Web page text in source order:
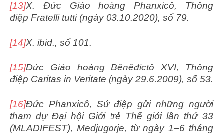
[13]X. Đức Giáo hoàng Phanxicô, Thông
điệp Fratelli tutti (ngày 03.10.2020), số 79.
[14]X. ibid., số 101.
[15]Đức Giáo hoàng Bênêđictô XVI, Thông
điệp Caritas in Veritate (ngày 29.6.2009), số 53.
[16]Đức Phanxicô, Sứ điệp gửi những người
tham dự Đại hội Giới trẻ Thế giới lần thứ 33
(MLADIFEST), Medjugorje, từ ngày 1–6 tháng